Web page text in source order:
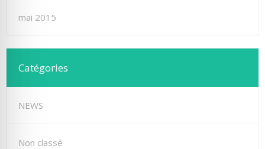
mai 2015
Catégories
NEWS
Non classé